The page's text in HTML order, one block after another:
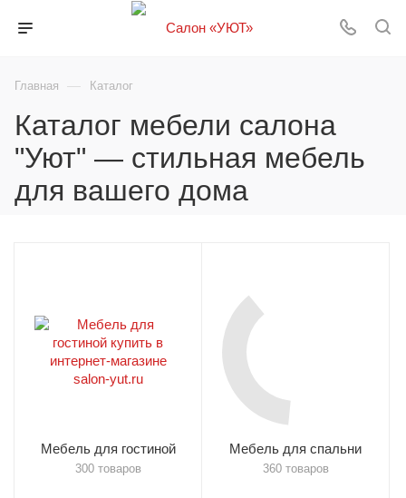
Главная — Каталог
Каталог мебели салона
"Уют" — стильная мебель
для вашего дома
Мебель для гостиной
300 товаров
Мебель для спальни
360 товаров